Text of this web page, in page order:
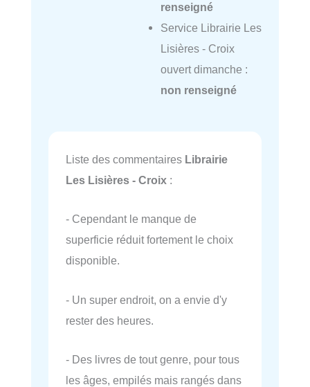
renseigné
Service Librairie Les
Lisières - Croix
ouvert dimanche :
non renseigné
Liste des commentaires Librairie
Les Lisières - Croix :
- Cependant le manque de
superficie réduit fortement le choix
disponible.
- Un super endroit, on a envie d'y
rester des heures.
- Des livres de tout genre, pour tous
les âges, empilés mais rangés dans